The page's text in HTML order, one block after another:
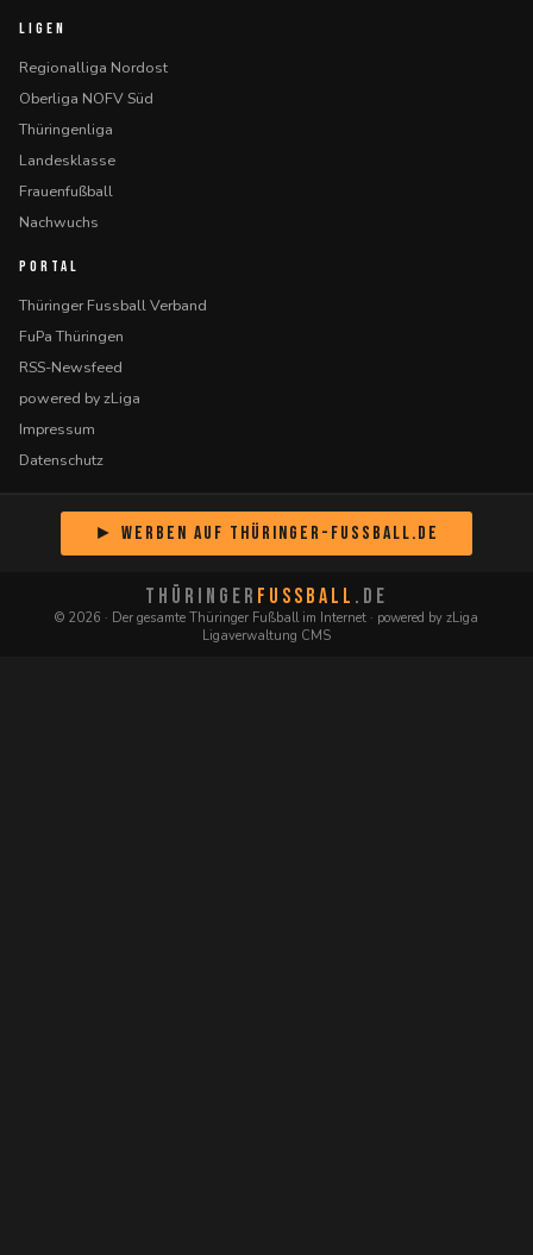
LIGEN
Regionalliga Nordost
Oberliga NOFV Süd
Thüringenliga
Landesklasse
Frauenfußball
Nachwuchs
PORTAL
Thüringer Fussball Verband
FuPa Thüringen
RSS-Newsfeed
powered by zLiga
Impressum
Datenschutz
► Werben auf Thüringer-Fussball.de
THÜRINGER FUSSBALL .DE
© 2026 · Der gesamte Thüringer Fußball im Internet · powered by zLiga
Ligaverwaltung CMS